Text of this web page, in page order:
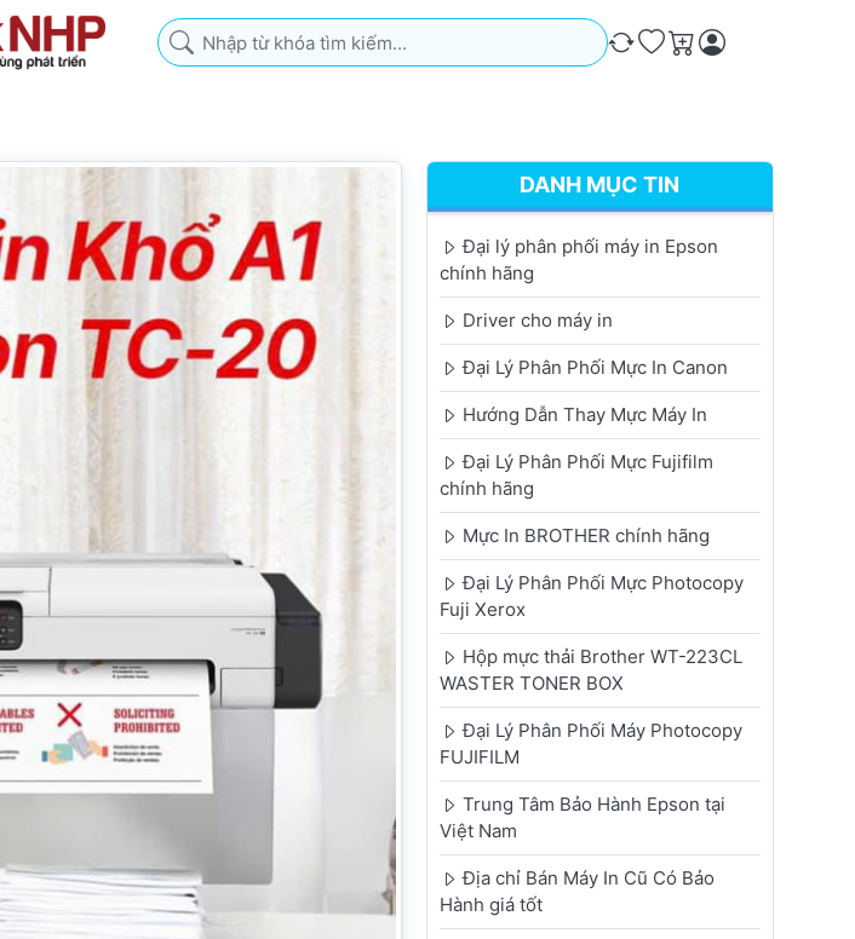
Nhập từ khóa tìm kiếm. Kết quả sẽ tự động xuất hiện khi bạn nhập. Nhấn phím
So sánh
Ưa thích
Giỏ hàng
DANH MỤC TIN
Đại lý phân phối máy in Epson
chính hãng
Driver cho máy in
Đại Lý Phân Phối Mực In Canon
Hướng Dẫn Thay Mực Máy In
Đại Lý Phân Phối Mực Fujifilm
chính hãng
Mực In BROTHER chính hãng
Đại Lý Phân Phối Mực Photocopy
Fuji Xerox
Hộp mực thải Brother WT-223CL
WASTER TONER BOX
Đại Lý Phân Phối Máy Photocopy
FUJIFILM
Trung Tâm Bảo Hành Epson tại
Việt Nam
Địa chỉ Bán Máy In Cũ Có Bảo
Hành giá tốt